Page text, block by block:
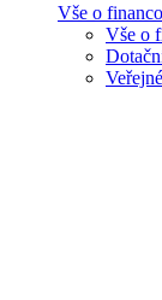
Vše o
Vše o